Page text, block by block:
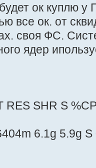
ок куплю у
все ок. от
своя ФС.
ядер
RES SHR S
6.1g 5.9g